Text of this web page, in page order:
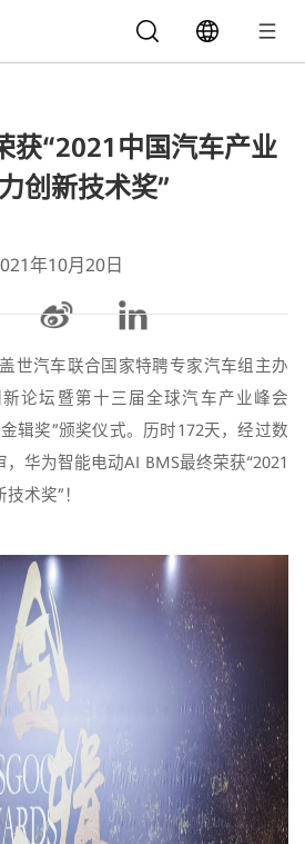
获“2021中国汽车产业
创新技术奖”
年10月20日
世汽车联合国家特聘专家汽车组主办
论坛暨第十三届全球汽车产业峰会
辑奖”颁奖仪式。历时172天，经过数
华为智能电动AI BMS最终荣获“2021
术奖”！